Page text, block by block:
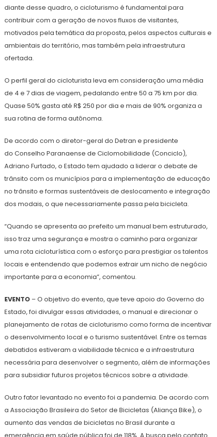
diante desse quadro, o cicloturismo é fundamental para
contribuir com a geração de novos fluxos de visitantes,
motivados pela temática da proposta, pelos aspectos culturais e
ambientais do território, mas também pela infraestrutura
ofertada.
O perfil geral do cicloturista leva em consideração uma média
de 4 e 7 dias de viagem, pedalando entre 50 a 75 km por dia.
Quase 50% gasta até R$ 250 por dia e mais de 90% organiza a
sua rotina de forma autônoma.
De acordo com o diretor-geral do Detran e presidente
do Conselho Paranaense de Ciclomobilidade (Conciclo),
Adriano Furtado, o Estado tem ajudado a liderar o debate de
trânsito com os municípios para a implementação de educação
no trânsito e formas sustentáveis de deslocamento e integração
dos modais, o que necessariamente passa pela bicicleta.
“Quando se apresenta ao prefeito um manual bem estruturado,
isso traz uma segurança e mostra o caminho para organizar
uma rota cicloturística com o esforço para prestigiar os talentos
locais e entendendo que podemos extrair um nicho de negócio
importante para a economia”, comentou.
EVENTO – O objetivo do evento, que teve apoio do Governo do
Estado, foi divulgar essas atividades, o manual e direcionar o
planejamento de rotas de cicloturismo como forma de incentivar
o desenvolvimento local e o turismo sustentável. Entre os temas
debatidos estiveram a viabilidade técnica e a infraestrutura
necessária para desenvolver o segmento, além de informações
para subsidiar futuros projetos técnicos sobre a atividade.
Outro fator levantado no evento foi a pandemia. De acordo com
a Associação Brasileira do Setor de Bicicletas (Aliança Bike), o
aumento das vendas de bicicletas no Brasil durante a